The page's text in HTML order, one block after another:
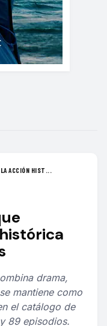
LA ACCIÓN HIST...
drama,
mantiene como
el catálogo de
89 episodios.